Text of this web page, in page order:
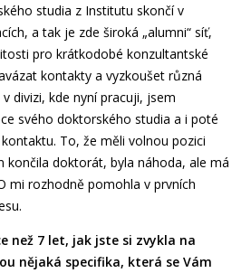
studia z Institutu skončí v
a tak je zde široká „alumni“ síť,
pro krátkodobé konzultantské
kontakty a vyzkoušet různá
divizi, kde nyní pracuji, jsem
svého doktorského studia a i poté
To, že měli volnou pozici
končila doktorát, byla náhoda, ale má
mi rozhodně pomohla v prvních
než 7 let, jak jste si zvykla na
nějaká specifika, která se Vám